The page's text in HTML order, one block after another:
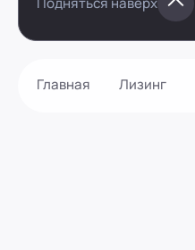
Главная Лизинг